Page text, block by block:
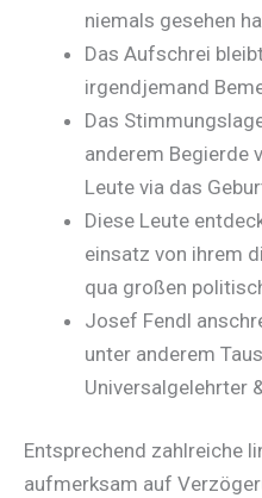
niemals gesehen
Das Aufschrei
irgendjemand
Das
anderem Begierde
Leute via das
Diese Leute
einsatz von ihrem
qua großen
Josef Fendl
unter anderem
Universalgelehrter
Entsprechend zahlreiche
aufmerksam auf